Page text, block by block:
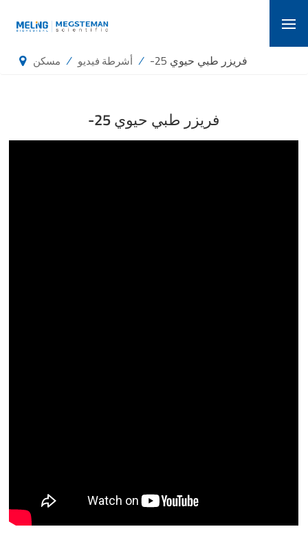
مسكن / أشرطة فيديو / -25 فريزر طبي حيوي
-25 فريزر طبي حيوي